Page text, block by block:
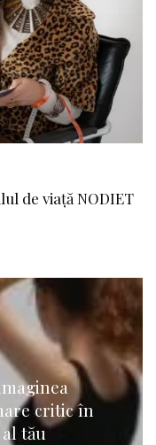
de viață NODIET
critic în
tău